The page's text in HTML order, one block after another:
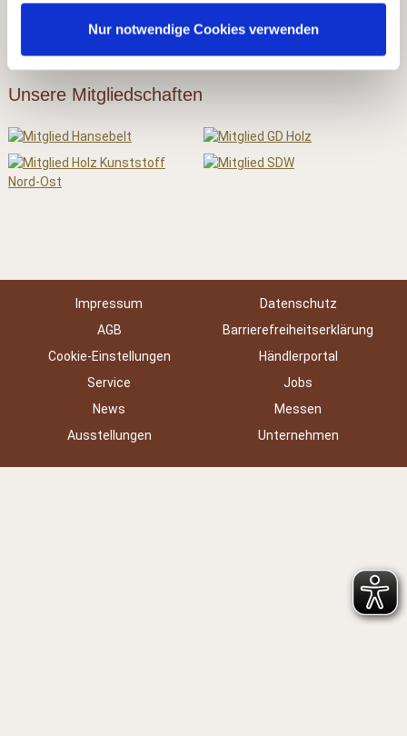
Nur notwendige Cookies verwenden
Unsere Mitgliedschaften
Impressum
Datenschutz
AGB
Barrierefreiheitserklärung
Cookie-Einstellungen
Händlerportal
Service
Jobs
News
Messen
Ausstellungen
Unternehmen